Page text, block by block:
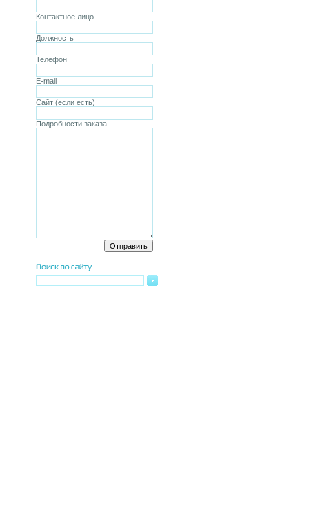
Контактное лицо
Должность
Телефон
E-mail
Сайт (если есть)
Подробности заказа